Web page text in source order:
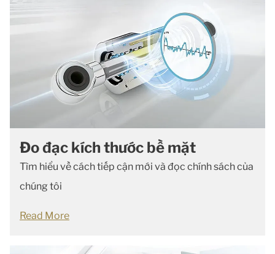
Đo đạc kích thước bề mặt
Tìm hiểu về cách tiếp cận mới và đọc chính sách của
chúng tôi
Read More